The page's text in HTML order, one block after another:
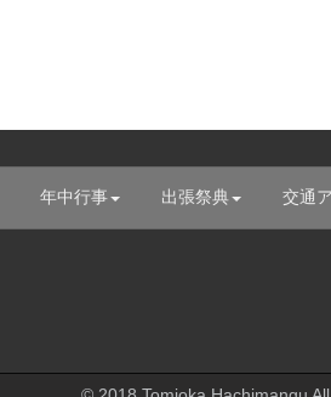
年中行事 出張祭典 交通